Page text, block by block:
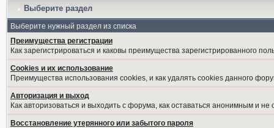
Выберите раздел
Выберите нужный раздел из списка
Преимущества регистрации
Как зарегистрироваться и каковы преимущества зарегистрированного
Cookies и их использование
Преимущества использования cookies, и как удалять cookies данного
Авторизация и выход
Как авторизоваться и выходить с форума, как оставаться анонимным и
Восстановление утерянного или забытого пароля